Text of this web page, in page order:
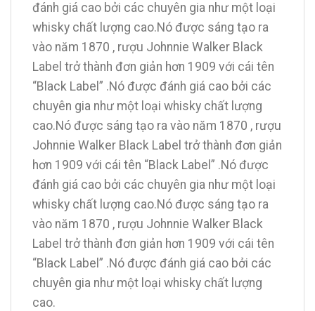
đánh giá cao bởi các chuyên gia như một loại
whisky chất lượng cao.Nó được sáng tạo ra
vào năm 1870 , rượu Johnnie Walker Black
Label trở thành đơn giản hơn 1909 với cái tên
“Black Label” .Nó được đánh giá cao bởi các
chuyên gia như một loại whisky chất lượng
cao.Nó được sáng tạo ra vào năm 1870 , rượu
Johnnie Walker Black Label trở thành đơn giản
hơn 1909 với cái tên “Black Label” .Nó được
đánh giá cao bởi các chuyên gia như một loại
whisky chất lượng cao.Nó được sáng tạo ra
vào năm 1870 , rượu Johnnie Walker Black
Label trở thành đơn giản hơn 1909 với cái tên
“Black Label” .Nó được đánh giá cao bởi các
chuyên gia như một loại whisky chất lượng
cao.